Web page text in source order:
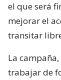
el que será
mejorar el
transitar
La
trabajar de